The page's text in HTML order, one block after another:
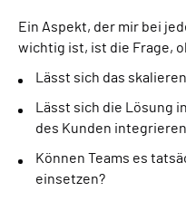
Ein Aspekt, der mir bei
wichtig ist, ist die Frage,
Lässt sich das
Lässt sich die Lösung
des Kunden
Können Teams es
einsetzen?